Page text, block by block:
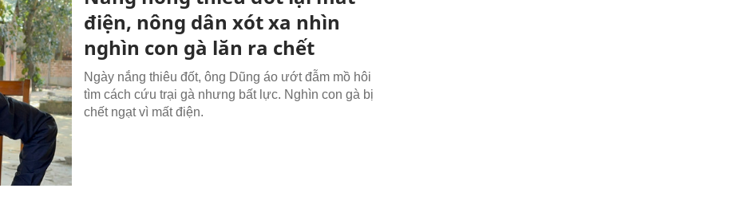
điện, nông dân xót xa nhìn
nghìn con gà lăn ra chết
Ngày nắng thiêu đốt, ông Dũng áo ướt đẫm mồ hôi
tìm cách cứu trại gà nhưng bất lực. Nghìn con gà bị
chết ngạt vì mất điện.